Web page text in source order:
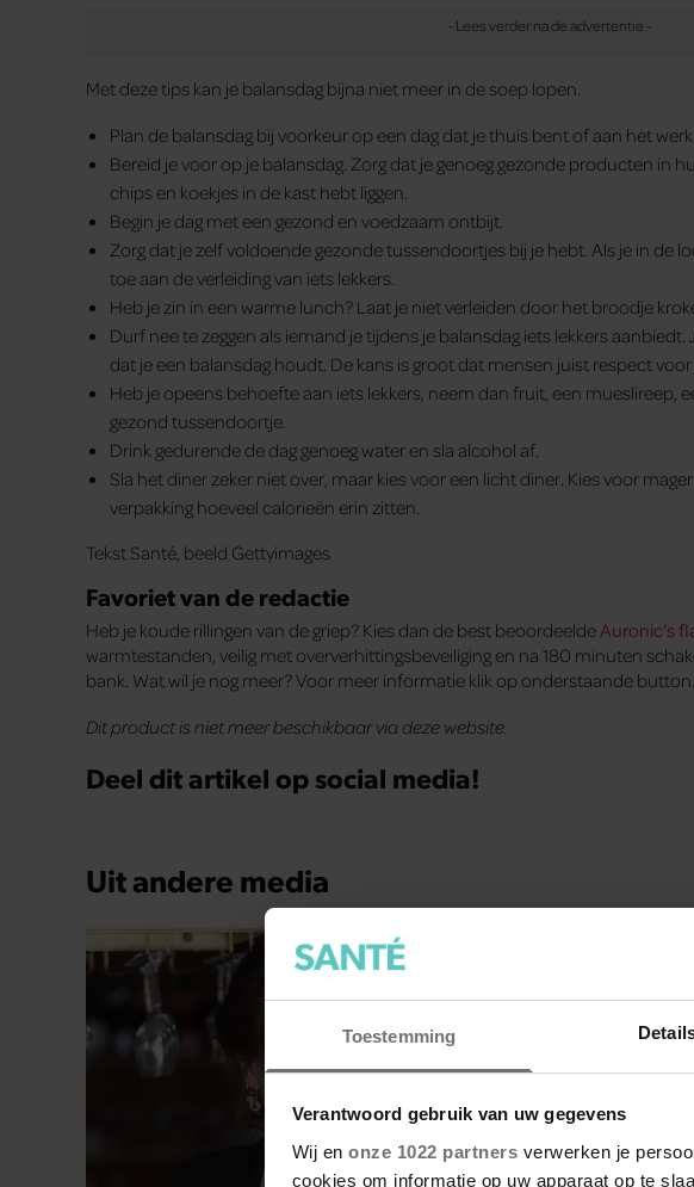
Toestemming
Verantwoord gebruik van uw gegevens
Wij en onze 1022 partners verwerken je
cookies om informatie op uw apparaat op te
Met deze tips kan je balansdag bijna niet meer in de soep lopen.
Plan de balansdag bij voorkeur op een dag dat je thuis bent of aan het
Bereid je voor op je balansdag. Zorg dat je genoeg gezonde producten in
chips en koekjes in de kast hebt liggen.
Begin je dag met een gezond en voedzaam ontbijt.
Zorg dat je zelf voldoende gezonde tussendoortjes bij je hebt. Als je in de
toe aan de verleiding van iets lekkers.
Heb je zin in een warme lunch? Laat je niet verleiden door het broodje
Durf nee te zeggen als iemand je tijdens je balansdag iets lekkers
dat je een balansdag houdt. De kans is groot dat mensen juist respect voor
Heb je opeens behoefte aan iets lekkers, neem dan fruit, een mueslireep,
gezond tussendoortje.
Drink gedurende de dag genoeg water en sla alcohol af.
Sla het diner zeker niet over, maar kies voor een licht diner. Kies voor
verpakking hoeveel calorieën erin zitten.
Tekst Santé, beeld Gettyimages
Favoriet van de redactie
Heb je koude rillingen van de griep? Kies dan de best beoordeelde Auronic’s
warmtestanden, veilig met oververhittingsbeveiliging en na 180 minuten
bank. Wat wil je nog meer? Voor meer informatie klik op onderstaande button.
Dit product is niet meer beschikbaar via deze website.
Deel dit artikel op social media!
Uit andere media